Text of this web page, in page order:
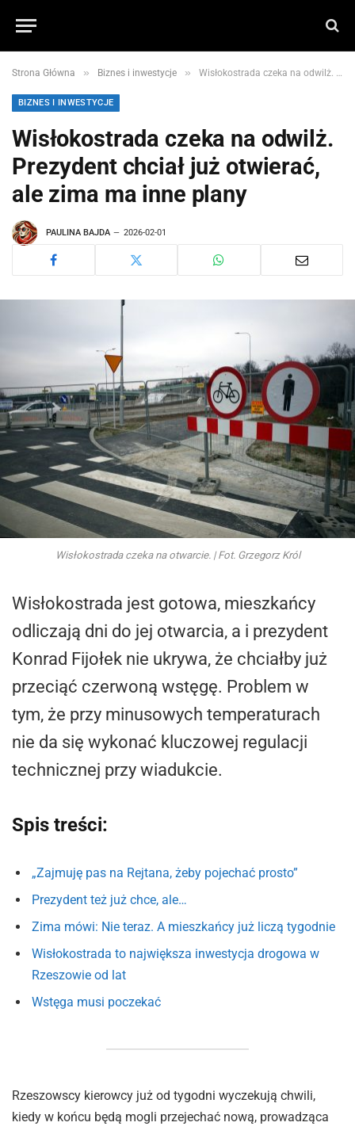
Strona Główna » Biznes i inwestycje » Wisłokostrada czeka na odwilż. Prezydent chciał już otwierać, ale zima ma inne plany
BIZNES I INWESTYCJE
Wisłokostrada czeka na odwilż.
Prezydent chciał już otwierać,
ale zima ma inne plany
PAULINA BAJDA 2026-02-01
Wisłokostrada czeka na otwarcie. | Fot. Grzegorz Król
Wisłokostrada jest gotowa, mieszkańcy
odliczają dni do jej otwarcia, a i prezydent
Konrad Fijołek nie ukrywa, że chciałby już
przeciąć czerwoną wstęgę. Problem w
tym, że przy minusowych temperaturach
nie da się wykonać kluczowej regulacji
technicznej przy wiadukcie.
Spis treści:
„Zajmuję pas na Rejtana, żeby pojechać prosto”
Prezydent też już chce, ale…
Zima mówi: Nie teraz. A mieszkańcy już liczą tygodnie
Wisłokostrada to największa inwestycja drogowa w
Rzeszowie od lat
Wstęga musi poczekać
Rzeszowscy kierowcy już od tygodni wyczekują chwili,
kiedy w końcu będą mogli przejechać nową, prowadząca